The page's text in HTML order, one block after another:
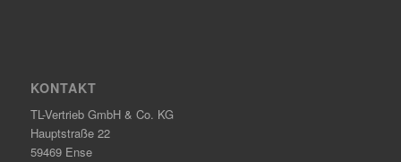
KONTAKT
TL-Vertrieb GmbH & Co. KG
Hauptstraße 22
59469 Ense